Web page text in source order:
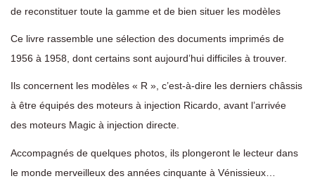
de reconstituer toute la gamme et de bien situer les modèles
Ce livre rassemble une sélection des documents imprimés de
1956 à 1958, dont certains sont aujourd’hui difficiles à trouver.
Ils concernent les modèles « R », c’est-à-dire les derniers châssis
à être équipés des moteurs à injection Ricardo, avant l’arrivée
des moteurs Magic à injection directe.
Accompagnés de quelques photos, ils plongeront le lecteur dans
le monde merveilleux des années cinquante à Vénissieux…